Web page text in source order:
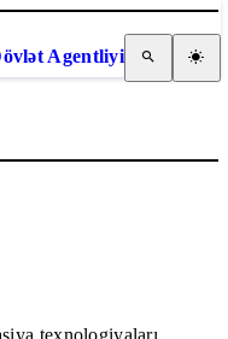
Agentliyi
texnologiyaları